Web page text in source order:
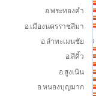
อ.พระทองคำ
อ.เมืองนครราชสีมา
อ.ลำทะเมนชัย
อ.สีคิ้ว
อ.สูงเนิน
อ.หนองบุญมาก